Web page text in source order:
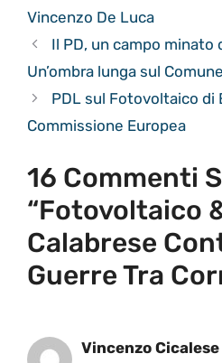
Vincenzo De Luca
Il PD, un campo minato
Un’ombra lunga sul Comune
PDL sul Fotovoltaico di
Commissione Europea
16 Commenti
“Fotovoltaico
Calabrese
Guerre Tra
Vincenzo Cicalese